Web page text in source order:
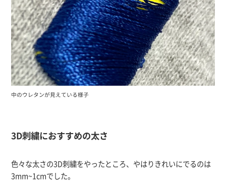
中のウレタンが見えている様子
3D刺繍におすすめの太さ
色々な太さの3D刺繍をやったところ、やはりきれいにでるのは
3mm~1cmでした。